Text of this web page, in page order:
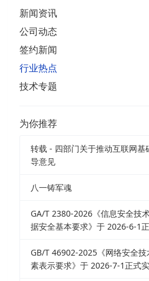
新闻资讯
公司动态
签约新闻
行业热点
技术专题
为你推荐
转载 - 四部门关于推动互联网基
导意见
八一铸军魂
GA/T 2380-2026《信息安全技
据安全基本要求》于 2026-6-1
GB/T 46902-2025《网络安全
素表示要求》于 2026-7-1正式